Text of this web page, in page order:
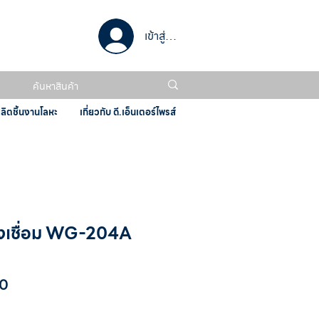
เข้าสู่ระบบ
ตชิ้นงานโลหะ เกี่ยวกับ ดี.เอ็นเตอร์ไพรส์
ชื่อม WG-204A
ราคา